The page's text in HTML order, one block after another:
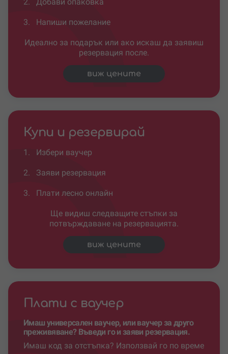
3. Напиши пожелание
Идеално за подарък или ако искаш да заявиш
резервация после.
виж цените
Купи и резервирай
1. Избери ваучер
2. Заяви резервация
3. Плати лесно онлайн
Ще видиш следващите стъпки за
потвърждаване на резервацията.
виж цените
Плати с ваучер
Имаш универсален ваучер, или ваучер за друго
преживяване? Въведи го и заяви резервация.
Имаш код за отстъпка? Използвай го по време